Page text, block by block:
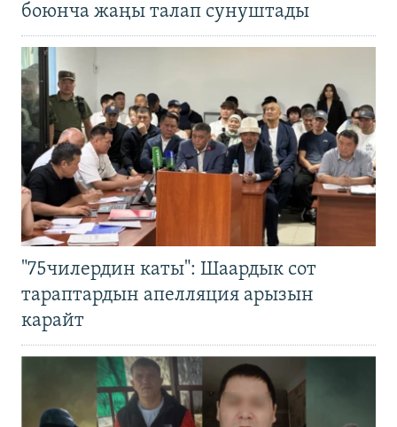
боюнча жаңы талап сунуштады
"75чилердин каты": Шаардык сот
тараптардын апелляция арызын
карайт